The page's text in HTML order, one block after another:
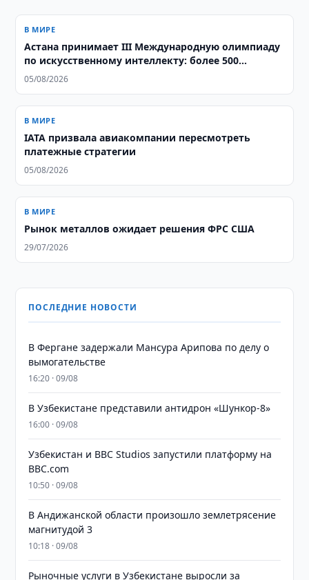
В МИРЕ
Астана принимает III Международную олимпиаду
по искусственному интеллекту: более 500
школьников из 106 стран соревнуются за звание
05/08/2026
В МИРЕ
IATA призвала авиакомпании пересмотреть
платежные стратегии
05/08/2026
В МИРЕ
Рынок металлов ожидает решения ФРС США
29/07/2026
ПОСЛЕДНИЕ НОВОСТИ
В Фергане задержали Мансура Арипова по делу о
вымогательстве
16:20 · 09/08
В Узбекистане представили антидрон «Шункор-8»
16:00 · 09/08
Узбекистан и BBC Studios запустили платформу на
BBC.com
10:50 · 09/08
В Андижанской области произошло землетрясение
магнитудой 3
10:18 · 09/08
Рыночные услуги в Узбекистане выросли за